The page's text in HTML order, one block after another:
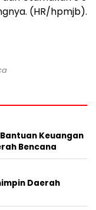
(HR/hpmjb).
Keuangan
Bencana
Daerah